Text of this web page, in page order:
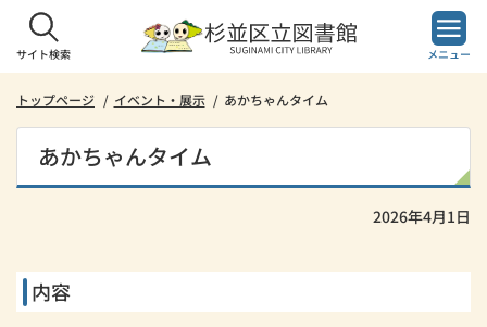
ス
サイト検索 メニュー
トップページ イベント・展示 あかちゃんタイム
あかちゃんタイム
2026年4月1日
内容